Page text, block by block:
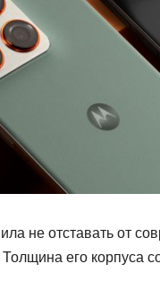
не отставать от
его корпуса